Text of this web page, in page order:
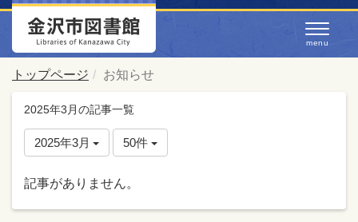
トップページ お知らせ
2025年3月の記事一覧
2025年3月 50件
記事がありません。